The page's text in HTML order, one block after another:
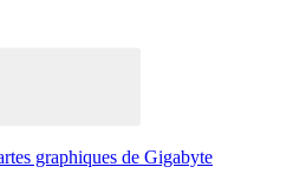
graphiques de Gigabyte